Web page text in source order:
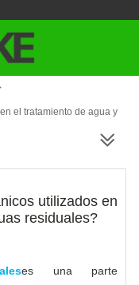
el tratamiento de agua y
utilizados en
residuales?
es una parte